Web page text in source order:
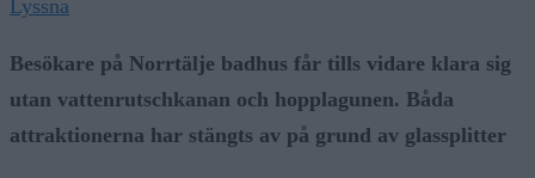
Lyssna
Besökare på Norrtälje badhus får tills vidare klara sig
utan vattenrutschkanan och hopplagunen. Båda
attraktionerna har stängts av på grund av glassplitter